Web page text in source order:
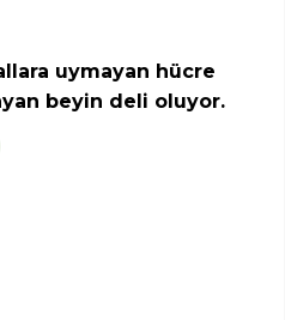
uymayan hücre
beyin deli oluyor.